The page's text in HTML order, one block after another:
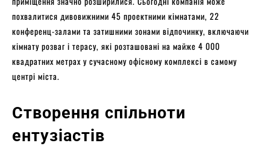
похвалитися дивовижними 45 проектними кімнатами, 22
конференц-залами та затишними зонами відпочинку, включаючи
кімнату розваг і терасу, які розташовані на майже 4 000
квадратних метрах у сучасному офісному комплексі в самому
центрі міста.
Створення спільноти
ентузіастів